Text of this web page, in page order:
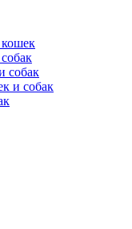
кошек
собак
и собак